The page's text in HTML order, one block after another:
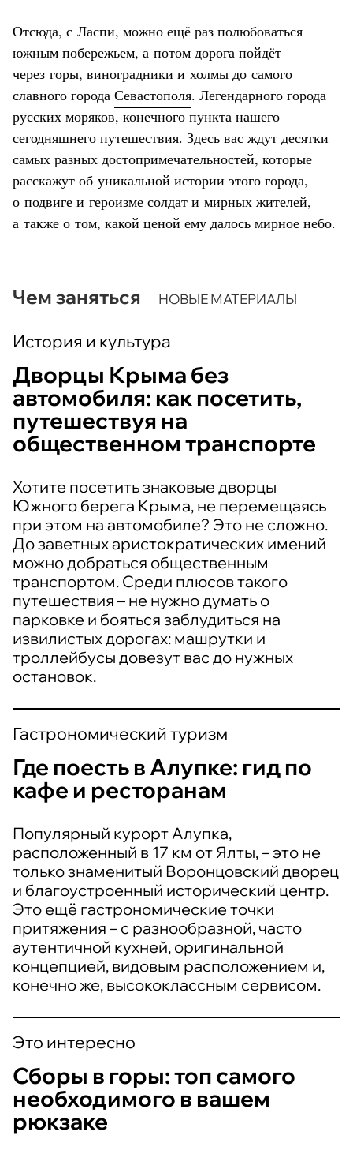
Отсюда, с Ласпи, можно ещё раз полюбоваться
южным побережьем, а потом дорога пойдёт
через горы, виноградники и холмы до самого
славного города Севастополя. Легендарного города
русских моряков, конечного пункта нашего
сегодняшнего путешествия. Здесь вас ждут десятки
самых разных достопримечательностей, которые
расскажут об уникальной истории этого города,
о подвиге и героизме солдат и мирных жителей,
а также о том, какой ценой ему далось мирное небо.
Чем заняться НОВЫЕ МАТЕРИАЛЫ
История и культура
Дворцы Крыма без
автомобиля: как посетить,
путешествуя на
общественном транспорте
Хотите посетить знаковые дворцы
Южного берега Крыма, не перемещаясь
при этом на автомобиле? Это не сложно.
До заветных аристократических имений
можно добраться общественным
транспортом. Среди плюсов такого
путешествия – не нужно думать о
парковке и бояться заблудиться на
извилистых дорогах: машрутки и
троллейбусы довезут вас до нужных
остановок.
Гастрономический туризм
Где поесть в Алупке: гид по
кафе и ресторанам
Популярный курорт Алупка,
расположенный в 17 км от Ялты, – это не
только знаменитый Воронцовский дворец
и благоустроенный исторический центр.
Это ещё гастрономические точки
притяжения – с разнообразной, часто
аутентичной кухней, оригинальной
концепцией, видовым расположением и,
конечно же, высококлассным сервисом.
Это интересно
Сборы в горы: топ самого
необходимого в вашем
рюкзаке